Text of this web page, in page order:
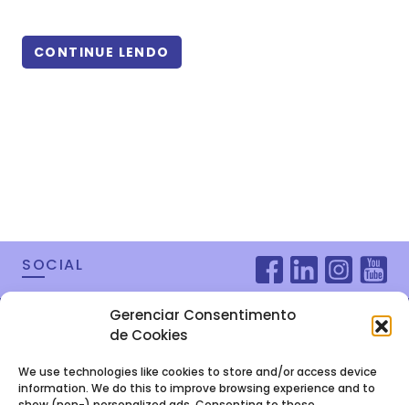
Gerenciar Consentimento
de Cookies
We use technologies like cookies to store and/or access device
information. We do this to improve browsing experience and to
CONTINUE LENDO
SOCIAL